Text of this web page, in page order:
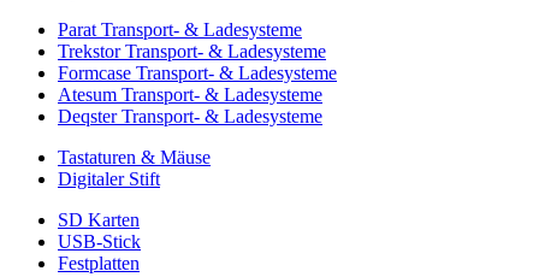
Parat Transport- & Ladesysteme
Trekstor Transport- & Ladesysteme
Formcase Transport- & Ladesysteme
Atesum Transport- & Ladesysteme
Deqster Transport- & Ladesysteme
Tastaturen & Mäuse
Digitaler Stift
SD Karten
USB-Stick
Festplatten